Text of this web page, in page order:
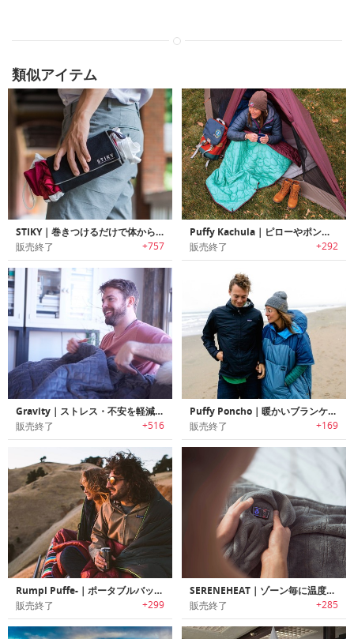
類似アイテム
STIKY｜巻きつけるだけで体からずれ落ちない多目的ファブリック「スティキー」
販売終了 +757
Puffy Kachula｜ピローやポンチョとしても利用可能な機能性/汎用性に優れたブランケット「パフィーカチュラ」
販売終了 +292
Gravity｜ストレス・不安を軽減しリラックス効果を高めるブランケット「グラビティ」
販売終了 +516
Puffy Poncho｜暖かいブランケットとしても利用可能なポンチョ「パフィーポンチョ」
販売終了 +169
Rumpl Puffe-｜ポータブルバッテリーを使用したヒート機能搭載ブランケット「ランプルパフィー」
販売終了 +299
SERENEHEAT｜ゾーン毎に温度調整可能なマルチゾーンヒーティング ブランケット「セレーンヒート」
販売終了 +285